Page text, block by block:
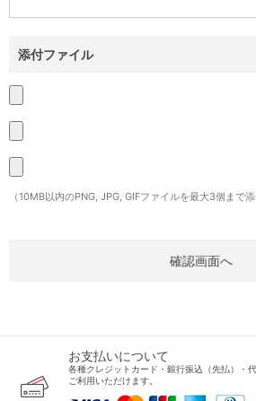
添付ファイル
（10MB以内のPNG, JPG, GIFファイルを最大3個まで添
お支払いについて
各種クレジットカード・銀行振込（先払）・
ご利用いただけます。